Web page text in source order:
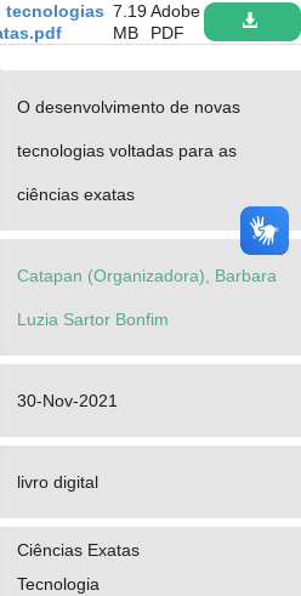
tecnologias 7.19
MB
Adobe
PDF
O desenvolvimento de novas
tecnologias voltadas para as
ciências exatas
Catapan (Organizadora), Barbara
Luzia Sartor Bonfim
30-Nov-2021
livro digital
Ciências Exatas
Tecnologia